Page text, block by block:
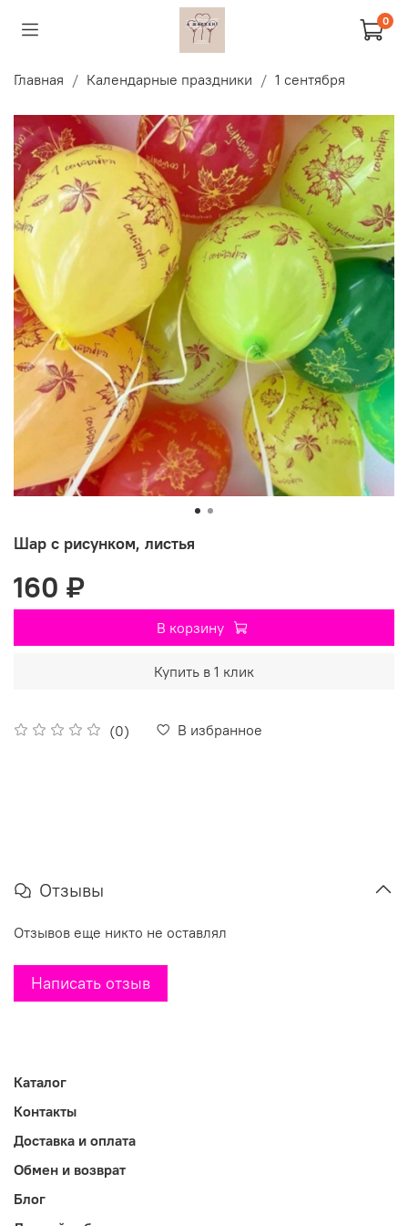
0
Главная Календарные праздники 1 сентября
Шар с рисунком, листья
(0) В избранное
160 ₽
В корзину
Купить в 1 клик
Отзывы
Отзывов еще никто не оставлял
Написать отзыв
Каталог
Контакты
Доставка и оплата
Обмен и возврат
Блог